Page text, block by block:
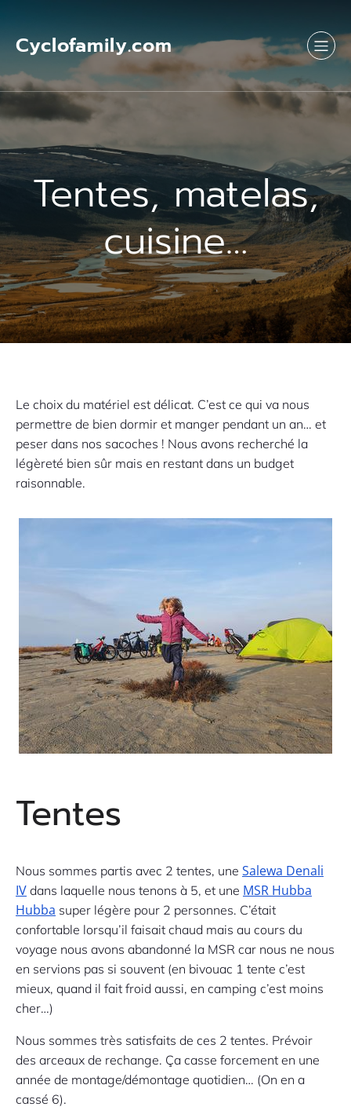
Cyclofamily.com
Tentes, matelas,
cuisine…
Le choix du matériel est délicat. C’est ce qui va nous
permettre de bien dormir et manger pendant un an… et
peser dans nos sacoches ! Nous avons recherché la
légèreté bien sûr mais en restant dans un budget
raisonnable.
Tentes
Nous sommes partis avec 2 tentes, une Salewa Denali
IV dans laquelle nous tenons à 5, et une MSR Hubba
Hubba super légère pour 2 personnes. C’était
confortable lorsqu’il faisait chaud mais au cours du
voyage nous avons abandonné la MSR car nous ne nous
en servions pas si souvent (en bivouac 1 tente c’est
mieux, quand il fait froid aussi, en camping c’est moins
cher…)
Nous sommes très satisfaits de ces 2 tentes. Prévoir
des arceaux de rechange. Ça casse forcement en une
année de montage/démontage quotidien… (On en a
cassé 6).